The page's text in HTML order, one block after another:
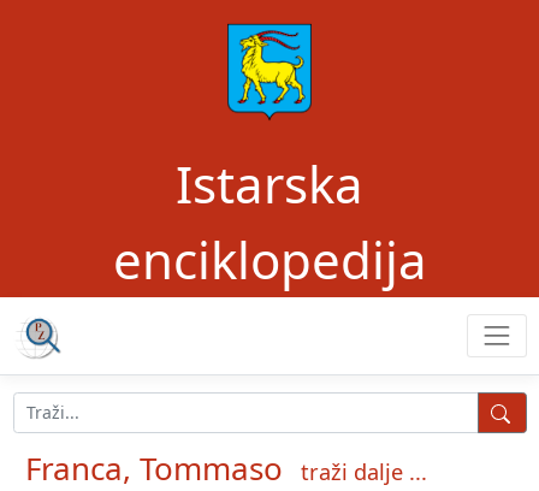
Istarska
enciklopedija
Franca, Tommaso traži dalje ...